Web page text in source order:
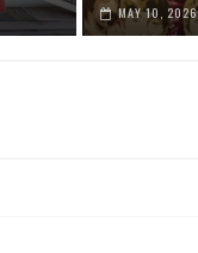
MAY 10, 2026